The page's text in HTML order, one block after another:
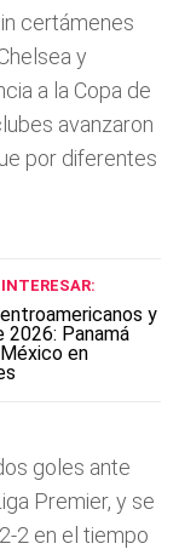
certámenes
y
a la Copa de
avanzaron
por diferentes
y
2026: Panamá
en
goles ante
Premier, y se
2 en el tiempo